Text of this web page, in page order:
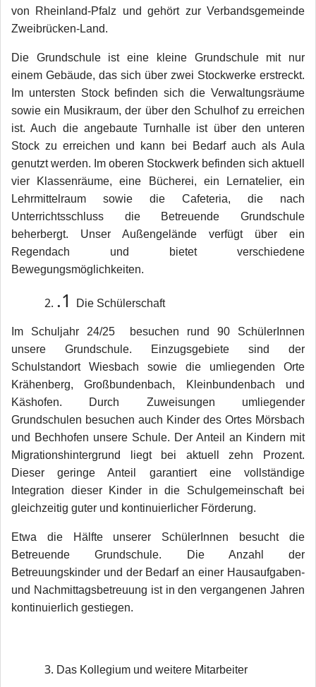
von Rheinland-Pfalz und gehört zur Verbandsgemeinde
Zweibrücken-Land.
Die Grundschule ist eine kleine Grundschule mit nur
einem Gebäude, das sich über zwei Stockwerke erstreckt.
Im untersten Stock befinden sich die Verwaltungsräume
sowie ein Musikraum, der über den Schulhof zu erreichen
ist. Auch die angebaute Turnhalle ist über den unteren
Stock zu erreichen und kann bei Bedarf auch als Aula
genutzt werden. Im oberen Stockwerk befinden sich aktuell
vier Klassenräume, eine Bücherei, ein Lernatelier, ein
Lehrmittelraum sowie die Cafeteria, die nach
Unterrichtsschluss die Betreuende Grundschule
beherbergt. Unser Außengelände verfügt über ein
Regendach und bietet verschiedene
Bewegungsmöglichkeiten.
.1 Die Schülerschaft
Im Schuljahr 24/25 besuchen rund 90 SchülerInnen
unsere Grundschule. Einzugsgebiete sind der
Schulstandort Wiesbach sowie die umliegenden Orte
Krähenberg, Großbundenbach, Kleinbundenbach und
Käshofen. Durch Zuweisungen umliegender
Grundschulen besuchen auch Kinder des Ortes Mörsbach
und Bechhofen unsere Schule. Der Anteil an Kindern mit
Migrationshintergrund liegt bei aktuell zehn Prozent.
Dieser geringe Anteil garantiert eine vollständige
Integration dieser Kinder in die Schulgemeinschaft bei
gleichzeitig guter und kontinuierlicher Förderung.
Etwa die Hälfte unserer SchülerInnen besucht die
Betreuende Grundschule. Die Anzahl der
Betreuungskinder und der Bedarf an einer Hausaufgaben-
und Nachmittagsbetreuung ist in den vergangenen Jahren
kontinuierlich gestiegen.
Das Kollegium und weitere Mitarbeiter